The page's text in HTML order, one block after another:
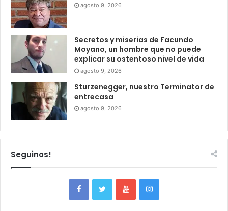
agosto 9, 2026
Secretos y miserias de Facundo
Moyano, un hombre que no puede
explicar su ostentoso nivel de vida
agosto 9, 2026
Sturzenegger, nuestro Terminator de
entrecasa
agosto 9, 2026
Seguinos!